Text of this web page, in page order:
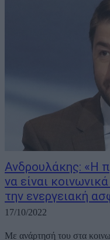
Ανδρουλάκης: «Η
να είναι
την ενεργειακή
17/10/2022
Mε ανάρτησή του στα